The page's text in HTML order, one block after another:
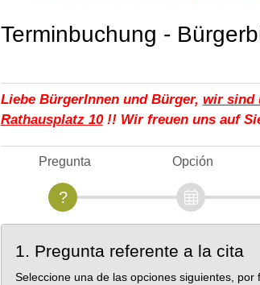
Terminbuchung -
Liebe BürgerInnen und Bürger, wir sind
Rathausplatz 10!! Wir freuen uns auf
Pregunta Opción
1. Pregunta referente a la cita
Seleccione una de las opciones siguientes, por